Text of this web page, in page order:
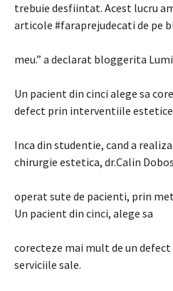
trebuie desfiintat. Acest lucru
articole #faraprejudecati de pe
meu.” a declarat bloggerita
Un pacient din cinci alege sa
defect prin interventiile estetice
Inca din studentie, cand a
chirurgie estetica, dr.Calin
operat sute de pacienti, prin
Un pacient din cinci, alege sa
corecteze mai mult de un
serviciile sale.